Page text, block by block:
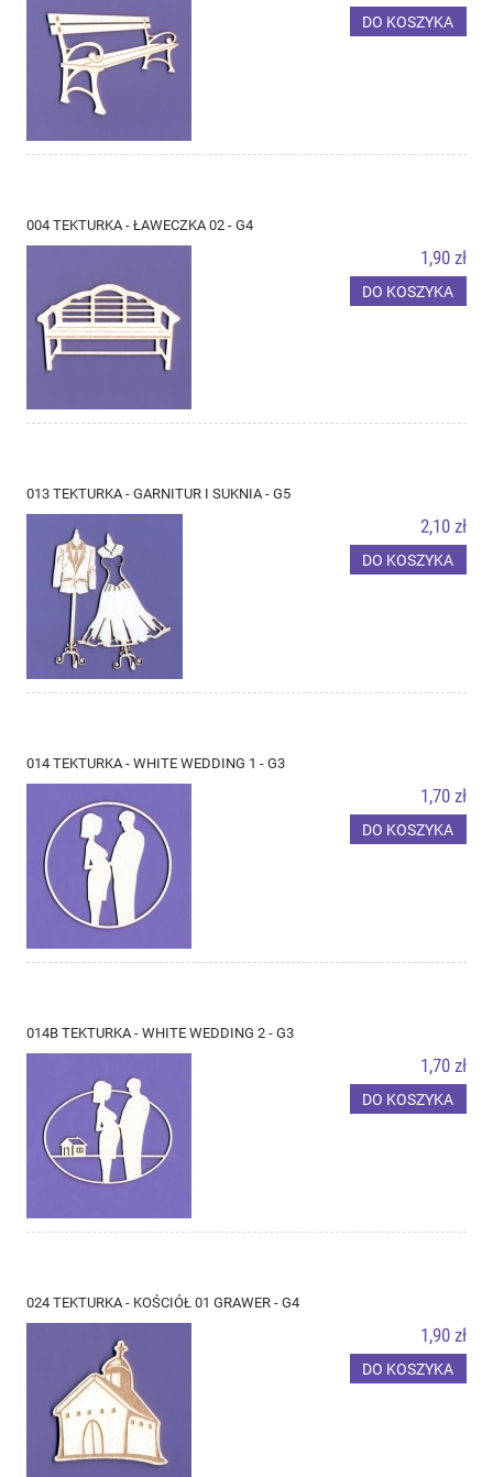
DO KOSZYKA
004 TEKTURKA - ŁAWECZKA 02 - G4
1,90 zł
DO KOSZYKA
013 TEKTURKA - GARNITUR I SUKNIA - G5
2,10 zł
DO KOSZYKA
014 TEKTURKA - WHITE WEDDING 1 - G3
1,70 zł
DO KOSZYKA
014B TEKTURKA - WHITE WEDDING 2 - G3
1,70 zł
DO KOSZYKA
024 TEKTURKA - KOŚCIÓŁ 01 GRAWER - G4
1,90 zł
DO KOSZYKA